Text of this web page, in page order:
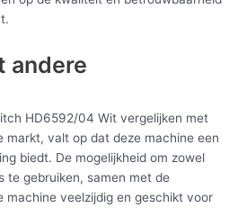
andere
HD6592/04 Wit vergelijken met
markt, valt op dat deze machine een
biedt. De mogelijkheid om zowel
te gebruiken, samen met de
machine veelzijdig en geschikt voor